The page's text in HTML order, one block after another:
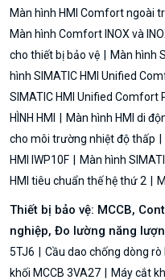
Màn hình HMI Comfort ngoài
Màn hình Comfort INOX và
cho thiết bị bảo vệ
Màn hình
hình SIMATIC HMI Unified
SIMATIC HMI Unified Comfort
HÌNH HMI
Màn hình HMI di
cho môi trường nhiệt độ thấp
HMI IWP10F
Màn hình
HMI tiêu chuẩn thế hệ thứ 2
Thiết bị bảo vệ: MCCB,
nghiệp, Đo lường năng
5TJ6
Cầu dao chống dòng rò
khối MCCB 3VA27
Máy cắt